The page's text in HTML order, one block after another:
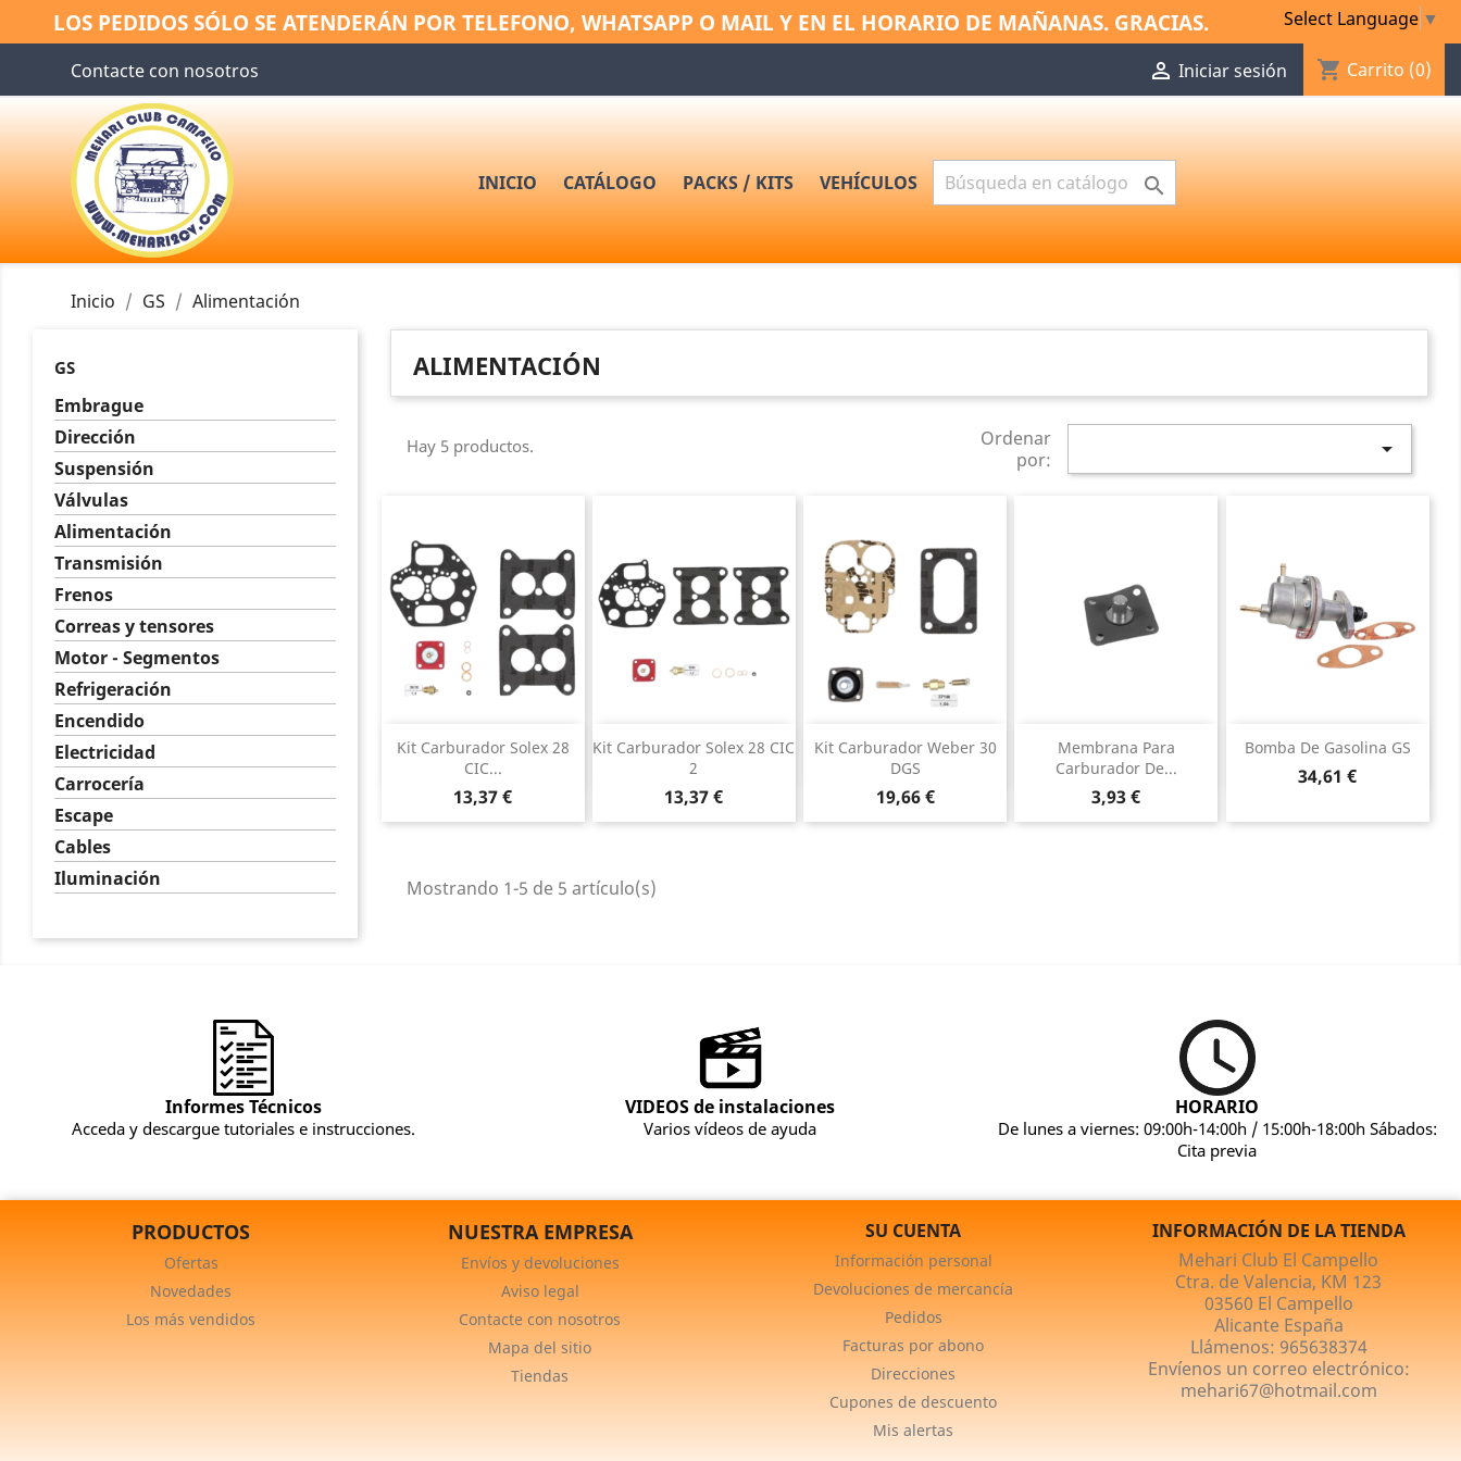
LOS PEDIDOS SÓLO SE ATENDERÁN POR TELEFONO, WHATSAPP O MAIL Y EN EL HORARIO DE MAÑANAS. GRACIAS. Select Language ▼
Contacte con nosotros  Iniciar sesión shopping_cart Carrito (0)
INICIO CATÁLOGO PACKS / KITS VEHÍCULOS 
Inicio GS Alimentación
GS
Embrague
Dirección
Suspensión
Válvulas
Alimentación
Transmisión
Frenos
Correas y tensores
Motor - Segmentos
Refrigeración
Encendido
Electricidad
Carrocería
Escape
Cables
Iluminación
ALIMENTACIÓN
Hay 5 productos.
Ordenar
por:

Kit Carburador Solex 28
CIC...
Precio
13,37 €
Vista rápida
Kit Carburador Solex 28 CIC
2
Precio
13,37 €
Vista rápida
Kit Carburador Weber 30
DGS
Precio
19,66 €
Vista rápida
Membrana Para
Carburador De...
Precio
3,93 €
Vista rápida Bomba De Gasolina GS
Precio
34,61 €
Vista rápida
Mostrando 1-5 de 5 artículo(s)
Informes Técnicos
Acceda y descargue tutoriales e instrucciones.
VIDEOS de instalaciones
Varios vídeos de ayuda
HORARIO
De lunes a viernes: 09:00h-14:00h / 15:00h-18:00h Sábados:
Cita previa
PRODUCTOS
Ofertas
Novedades
Los más vendidos
NUESTRA EMPRESA
Envíos y devoluciones
Aviso legal
Contacte con nosotros
Mapa del sitio
Tiendas
SU CUENTA
Información personal
Devoluciones de mercancía
Pedidos
Facturas por abono
Direcciones
Cupones de descuento
Mis alertas
INFORMACIÓN DE LA TIENDA
Mehari Club El Campello
Ctra. de Valencia, KM 123
03560 El Campello
Alicante España
Llámenos: 965638374
Envíenos un correo electrónico:
mehari67@hotmail.com